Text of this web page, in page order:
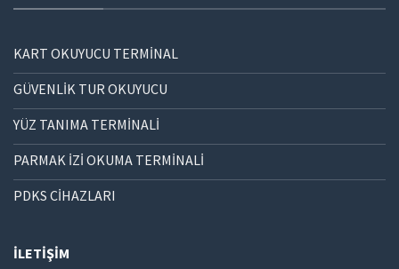
KART OKUYUCU TERMİNAL
GÜVENLİK TUR OKUYUCU
YÜZ TANIMA TERMİNALİ
PARMAK İZİ OKUMA TERMİNALİ
PDKS CİHAZLARI
İLETIŞIM